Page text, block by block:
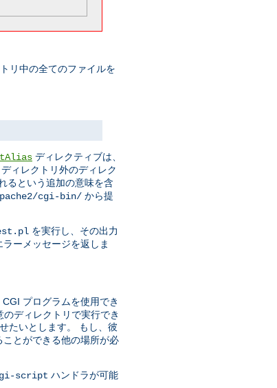
リ中の全てのファイルを
ディレクティブは、
ディレクトリ外のディレク
るという追加の意味を含
cgi-bin/ から提
を実行し、その出力
ーメッセージを返しま
プログラムを使用でき
ディレクトリで実行でき
たいとします。 もし、彼
とができる他の場所が必
script ハンドラが可能